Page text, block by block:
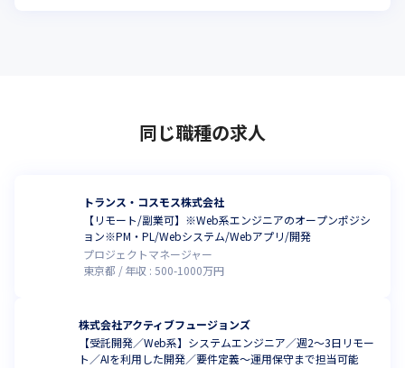
同じ職種の求人
トランス・コスモス株式会社
【リモート/副業可】※Web系エンジニアのオープンポジシ
ョン※PM・PL/Webシステム/Webアプリ/開発
プロジェクトマネージャー
東京都
年収 :500-1000万円
株式会社アクティブフュージョンズ
【受託開発／Web系】システムエンジニア／週2～3日リモー
ト／AIを利用した開発／要件定義～運用保守まで担当可能